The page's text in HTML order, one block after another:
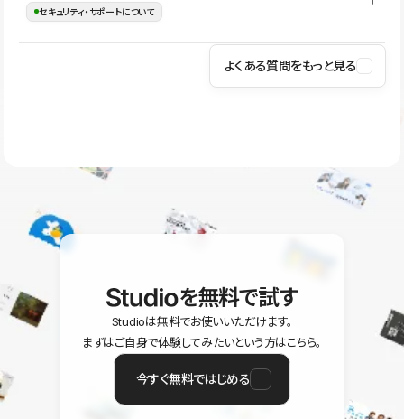
す。
の暗号化、データ保護、アクセス管理、脆弱性対策など、複数の観
はSSL/TLSによる通信暗号化に対応しており、悪質なスクリプトの
セキュリティ・サポートについて
操作方法や機能については、ヘルプセンターでご確認いただけま
ユーザー同士で質問・相談できるコミュニティもご利用ください。
よくある質問をもっと見る
を無料で試す
Studioは無料でお使いいただけます。
まずはご自身で体験してみたいという方はこちら。
今すぐ無料ではじめる